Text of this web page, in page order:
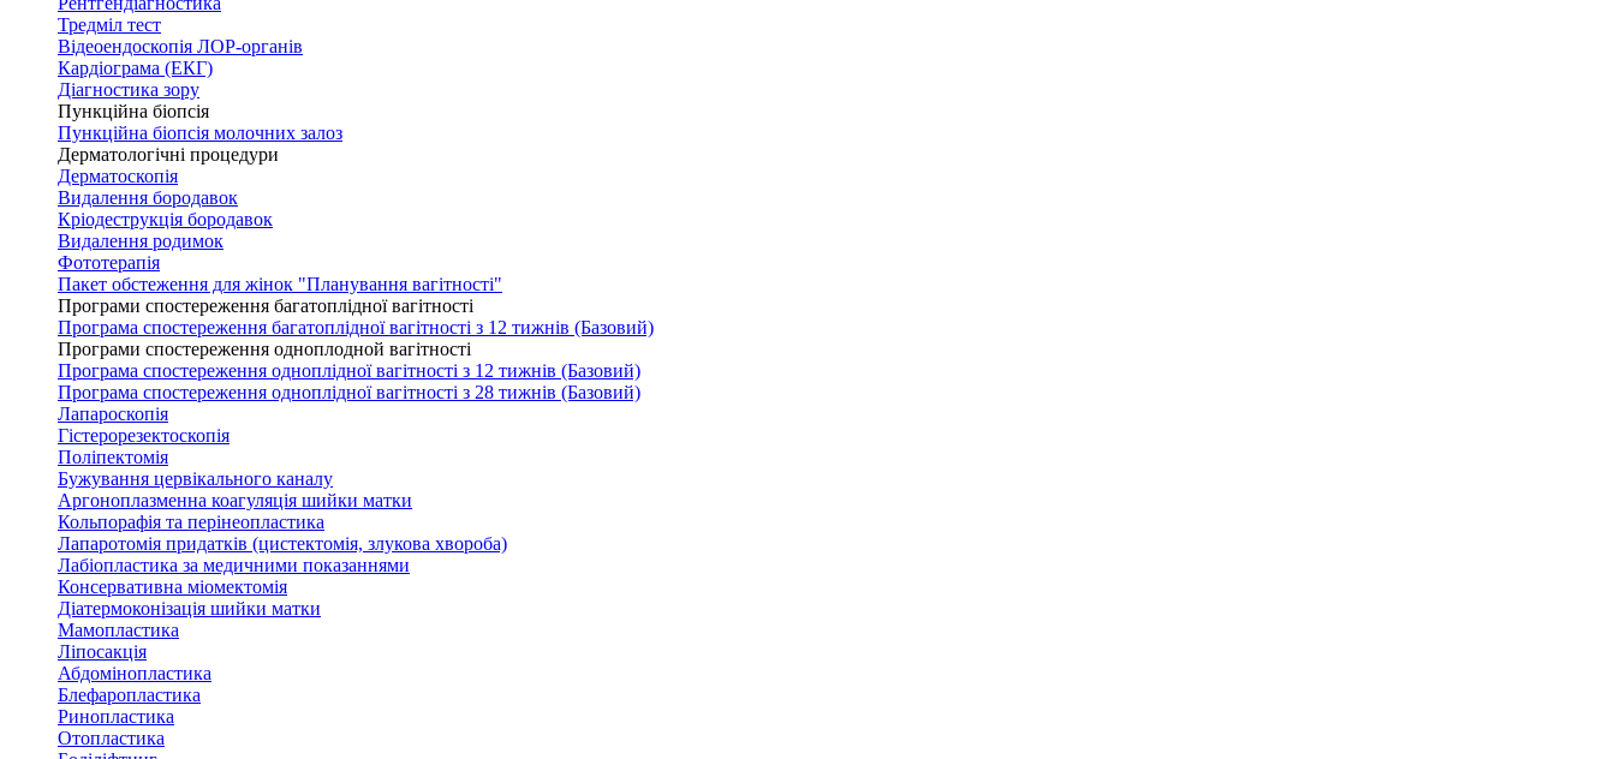
Тредміл тест
Відеоендоскопія ЛОР-органів
Кардіограма (ЕКГ)
Діагностика зору
Пункційна біопсія
Пункційна біопсія молочних залоз
Дерматологічні процедури
Дерматоскопія
Видалення бородавок
Кріодеструкція бородавок
Видалення родимок
Фототерапія
Пакет обстеження для жінок "Планування вагітності"
Програми спостереження багатоплідної вагітності
Програма спостереження багатоплідної вагітності з 12 тижнів (Базовий)
Програми спостереження одноплодной вагітності
Програма спостереження одноплідної вагітності з 12 тижнів (Базовий)
Програма спостереження одноплідної вагітності з 28 тижнів (Базовий)
Лапароскопія
Гістерорезектоскопія
Поліпектомія
Бужування цервікального каналу
Аргоноплазменна коагуляція шийки матки
Кольпорафія та перінеопластика
Лапаротомія придатків (цистектомія, злукова хвороба)
Лабіопластика за медичними показаннями
Консервативна міомектомія
Діатермоконізація шийки матки
Мамопластика
Ліпосакція
Абдомінопластика
Блефаропластика
Ринопластика
Отопластика